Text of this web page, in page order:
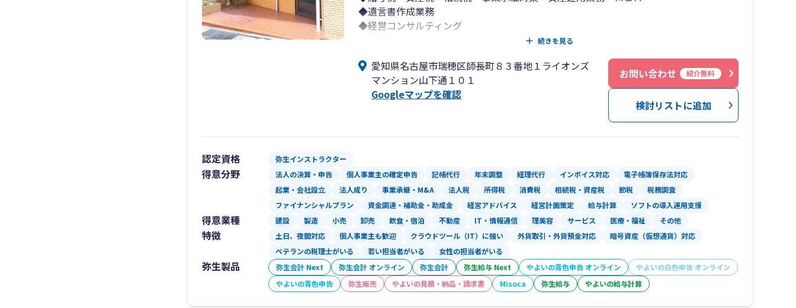
◆遺言書作成業務
◆経営コンサルティング
(経営診断書の作成、経営計画の作成：中期5ヵ年計画・単年度経営計画、リスクマネジメ
◆コンピュータ導入支援・指導
◆各種セミナーの企画・運営
続きを見る
愛知県名古屋市瑞穂区師長町８３番地１ライオンズ
マンション山下通１０１
Googleマップを確認
お問い合わせ 紹介無料
検討リストに追加
認定資格 弥生インストラクター
得意分野 法人の決算・申告 個人事業主の確定申告 記帳代行 年末調整 経理代行 インボイス対応
電子帳簿保存法対応
起業・会社設立
法人成り 事業承継・M&A 法人税 所得税 消費税 相続税・資産税 節税
税務調査
ファイナンシャルプラン
資金調達・補助金・助成金 経営アドバイス 経営計画策定 給与計算 ソフトの導入運用支援
得意業種 建設 製造 小売 卸売 飲食・宿泊 不動産 IT・情報通信 理美容 サービス 医療・福祉 その他
特徴 土日、夜間対応 個人事業主も歓迎 クラウドツール（IT）に強い 外貨取引・外貨預金対応
暗号資産（仮想通貨）対応
ベテランの税理士がいる
若い担当者がいる 女性の担当者がいる
弥生製品 弥生会計 Next 弥生会計 オンライン 弥生会計 弥生給与 Next やよいの青色申告 オンライン
やよいの白色申告 オンライン
やよいの青色申告
弥生販売 やよいの見積・納品・請求書 Misoca 弥生給与 やよいの給与計算